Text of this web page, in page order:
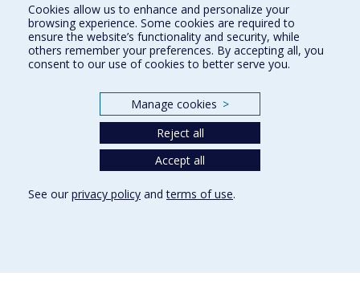
Phone : 514 343-6111, #38492
E-mail :recherche@umontreal.ca
Who does what?
Cookies allow us to enhance and personalize your
browsing experience. Some cookies are required to
ensure the website’s functionality and security, while
others remember your preferences. By accepting all, you
consent to our use of cookies to better serve you.
Manage cookies >
Reject all
Accept all
See our privacy policy andterms of use.